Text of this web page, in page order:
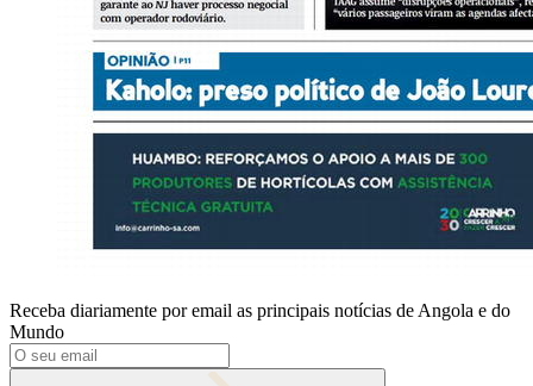
Receba diariamente por email as principais notícias de Angola e do
Mundo